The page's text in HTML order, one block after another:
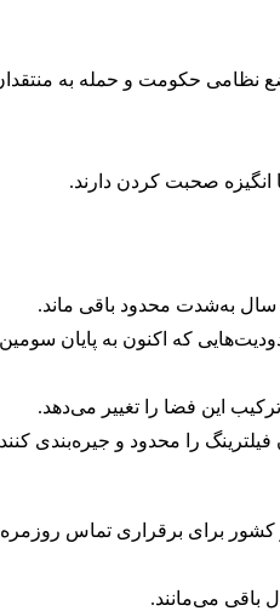
نظامی حکومت و حمله به
صحبت کردن دارند.
را اعمال کرد. محدودیت‌هایی که اکنون به
این فضا را تغییر می‌دهد.
را محدود و جیره‌بندی
برای برقراری تماس روزمره
باقی می‌مانند.